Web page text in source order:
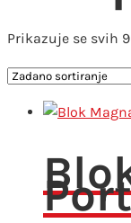
Prikazuje se svih